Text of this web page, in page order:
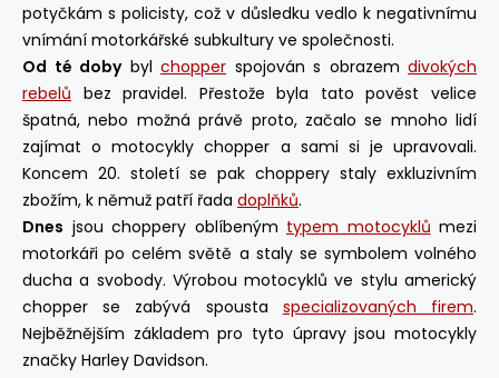
potyčkám s policisty, což v důsledku vedlo k negativnímu
vnímání motorkářské subkultury ve společnosti.
Od té dobybyl chopper spojován s obrazem divokých
rebelů bez pravidel. Přestože byla tato pověst velice
špatná, nebo možná právě proto, začalo se mnoho lidí
zajímat o motocykly chopper a sami si je upravovali.
Koncem 20. století se pak choppery staly exkluzivním
zbožím, k němuž patří řada doplňků.
Dnes jsou choppery oblíbeným typem motocyklů mezi
motorkáři po celém světě a staly se symbolem volného
ducha a svobody. Výrobou motocyklů ve stylu americký
chopper se zabývá spousta specializovaných firem.
Nejběžnějším základem pro tyto úpravy jsou motocykly
značky Harley Davidson.